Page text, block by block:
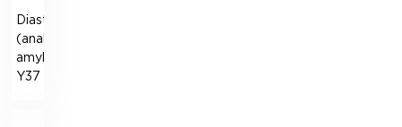
Diastograf
(analog
amylografu)
Y37